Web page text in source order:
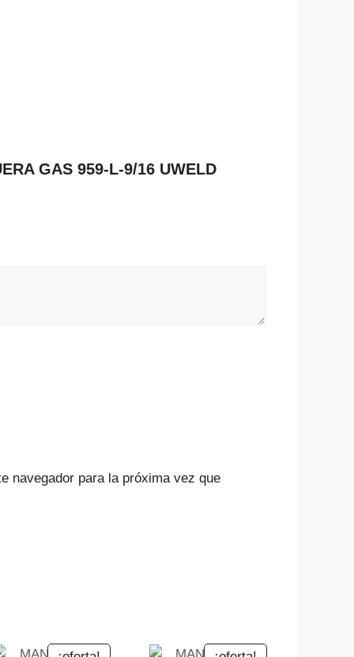
GAS 959-L-9/16 UWELD
navegador para la próxima vez que